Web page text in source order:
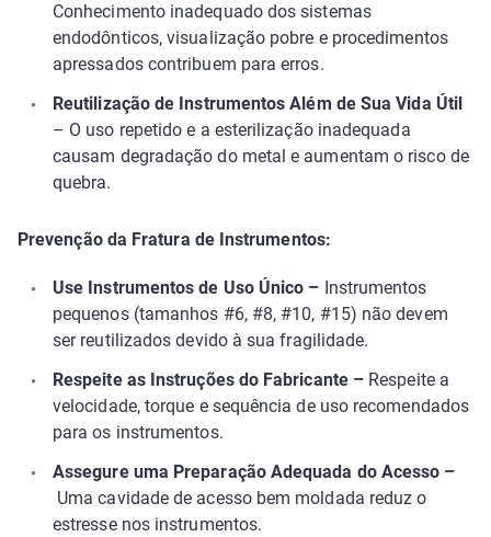
Conhecimento inadequado dos sistemas
endodônticos, visualização pobre e procedimentos
apressados contribuem para erros.
Reutilização de Instrumentos Além de Sua Vida Útil
– O uso repetido e a esterilização inadequada
causam degradação do metal e aumentam o risco de
quebra.
Prevenção da Fratura de Instrumentos:
Use Instrumentos de Uso Único – Instrumentos
pequenos (tamanhos #6, #8, #10, #15) não devem
ser reutilizados devido à sua fragilidade.
Respeite as Instruções do Fabricante – Respeite a
velocidade, torque e sequência de uso recomendados
para os instrumentos.
Assegure uma Preparação Adequada do Acesso –
Uma cavidade de acesso bem moldada reduz o
estresse nos instrumentos.